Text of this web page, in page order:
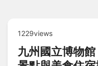
1229views
九州國立博物